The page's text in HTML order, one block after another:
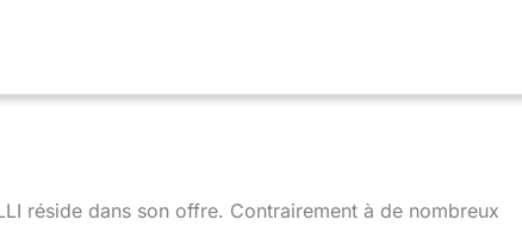
réside dans son offre. Contrairement à de nombreux